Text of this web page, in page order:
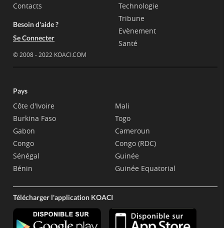
Contacts
Besoin d'aide ?
Se Connecter
© 2008 - 2022 KOACI.COM
Technologie
Tribune
Evènement
Santé
Pays
Côte d'Ivoire
Burkina Faso
Gabon
Congo
Sénégal
Bénin
Mali
Togo
Cameroun
Congo (RDC)
Guinée
Guinée Equatorial
Télécharger l'application KOACI